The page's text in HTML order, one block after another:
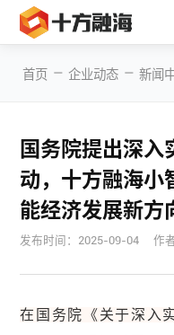
首页 — 企业动态 — 新闻
国务院提出深入
动，十方融海小
能经济发展新方
发布时间： 2025-09-04 作
在国务院《关于深入